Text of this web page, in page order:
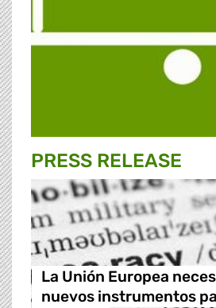
PRESS RELEASE
La Unión Europea
nuevos instrumentos